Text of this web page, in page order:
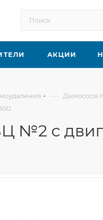
АКЦИИ
— Дымососы
с